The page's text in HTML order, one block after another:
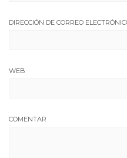
DIRECCIÓN DE CORREO
WEB
COMENTAR